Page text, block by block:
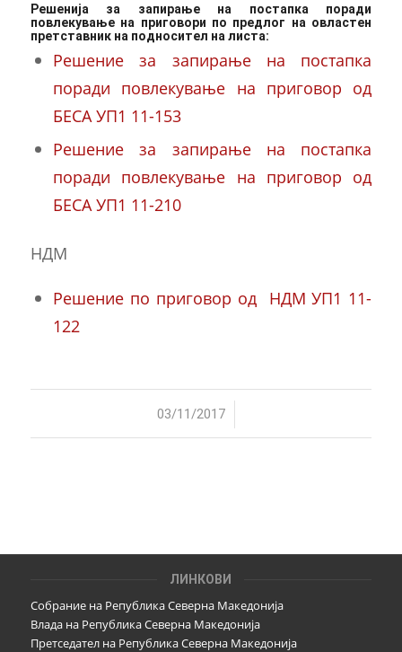
Решенија за запирање на постапка поради
повлекување на приговори по предлог на овластен
претставник на подносител на листа:
Решение за запирање на постапка
поради повлекување на приговор од
БЕСА УП1 11-153
Решение за запирање на постапка
поради повлекување на приговор од
БЕСА УП1 11-210
НДМ
Решение по приговор од НДМ УП1 11-
122
03/11/2017
/
ЛИНКОВИ
Собрание на Република Северна Македонија
Влада на Република Северна Македонија
Претседател на Република Северна Македонија